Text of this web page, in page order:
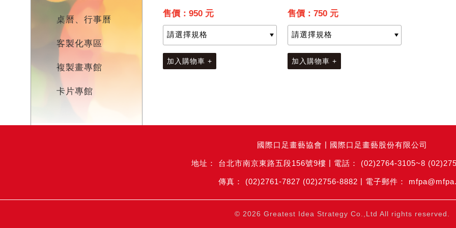
桌曆、行事曆
客製化專區
複製畫專館
卡片專館
售價：950 元
加入購物車 +
售價：750 元
加入購物車 +
國際口足畫藝協會 國際口足畫藝股份有限公司
台北市南京東路五段156號9樓 (02)2764-3105~8
(02)2761-7827 (02)2756-8882
© 2026 Greatest Idea Strategy Co.,Ltd All rights reserved.